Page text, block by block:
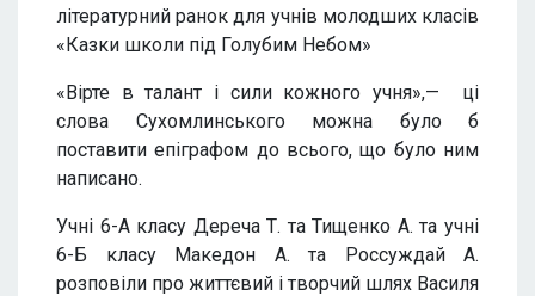
літературний ранок для учнів молодших класів
«Казки школи під Голубим Небом»
«Вірте в талант і сили кожного учня»,— ці
слова Сухомлинського можна було б
поставити епіграфом до всього, що було ним
написано.
Учні 6-А класу Дереча Т. та Тищенко А. та учні
6-Б класу Македон А. та Россуждай А.
розповіли про життєвий і творчий шлях Василя